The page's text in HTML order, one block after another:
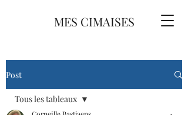
MES CIMAISES
Post
Tous les tableaux